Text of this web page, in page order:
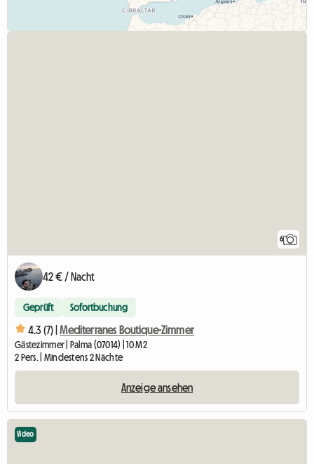
6
42 € / Nacht
Geprüft Sofortbuchung
4.3 (7) | Mediterranes Boutique-Zimmer
Gästezimmer | Palma (07014) | 10 M2
2 Pers. | Mindestens 2 Nächte
Anzeige ansehen
Video